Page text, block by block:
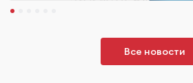
Все новости